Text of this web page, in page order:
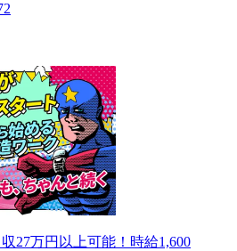
27万円以上可能！時給1,600